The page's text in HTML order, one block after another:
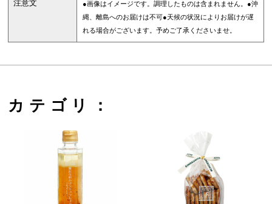
注意文
●画像はイメージです。調理したものは含まれません。●沖
縄、離島へのお届けは不可●天候の状況によりお届けが遅
れる場合がございます。予めご了承くださいませ。
カテゴリ：